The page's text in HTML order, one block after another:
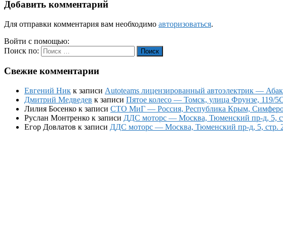
Добавить комментарий
Для отправки комментария вам необходимо авторизоваться.
Войти с помощью:
Поиск по:
Поиск
Свежие комментарии
Евгений Ник к записи Autoteams лицензированный автоэлектрик —
Дмитрий Медведев к записи Пятое колесо — Томск, улица Фрунзе, 119/
Лилия Босенко к записи СТО МиГ — Россия, Республика Крым,
Руслан Монтренко к записи ДДС моторс — Москва, Тюменский пр-д, 5,
Егор Довлатов к записи ДДС моторс — Москва, Тюменский пр-д, 5, стр.